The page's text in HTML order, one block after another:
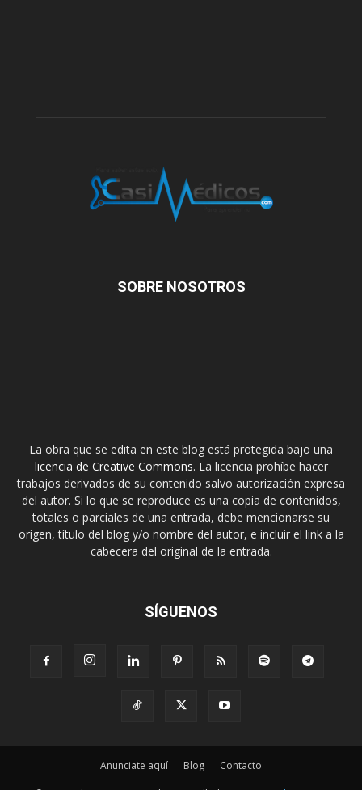
SOBRE NOSOTROS
totales o parciales de una entrada, debe mencionarse su
origen, título del blog y/o nombre del autor, e incluir el link a la
cabecera del original de la entrada.
SÍGUENOS
Anunciate aquí Blog Contacto